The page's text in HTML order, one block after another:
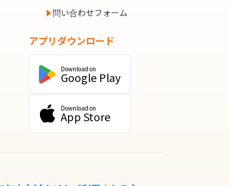
問い合わせフォーム
アプリダウンロード
Download on
Google Play
Download on
App Store